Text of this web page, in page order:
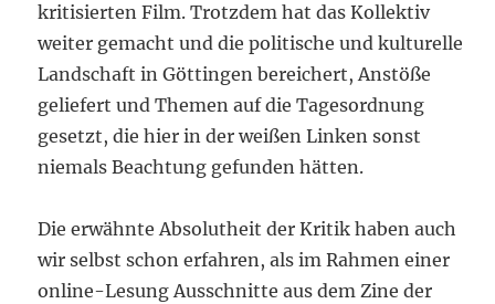
kritisierten Film. Trotzdem hat das Kollektiv
weiter gemacht und die politische und kulturelle
Landschaft in Göttingen bereichert, Anstöße
geliefert und Themen auf die Tagesordnung
gesetzt, die hier in der weißen Linken sonst
niemals Beachtung gefunden hätten.
Die erwähnte Absolutheit der Kritik haben auch
wir selbst schon erfahren, als im Rahmen einer
online-Lesung Ausschnitte aus dem Zine der